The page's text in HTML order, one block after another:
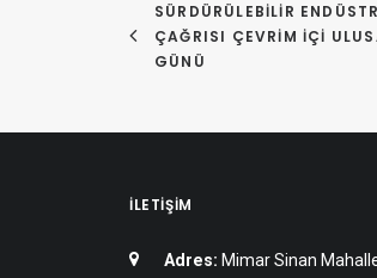
SÜRDÜRÜLEBILIR
ÇAĞRISI ÇEVRIM İÇI
GÜNÜ
İLETIŞIM
Adres: Mimar Sinan